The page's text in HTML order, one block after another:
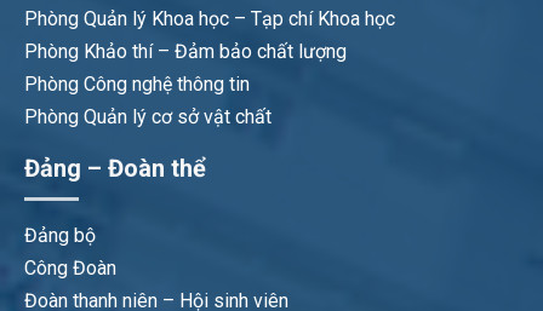
Phòng Quản lý Khoa học – Tạp chí Khoa học
Phòng Khảo thí – Đảm bảo chất lượng
Phòng Công nghệ thông tin
Phòng Quản lý cơ sở vật chất
Đảng – Đoàn thể
Đảng bộ
Công Đoàn
Đoàn thanh niên – Hội sinh viên